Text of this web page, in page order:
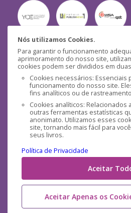
Nós utilizamos Cookies.
Para garantir o funcionamento
aprimoramento do nosso site,
cookies podem ser divididos em
Cookies necessários: Essenciais
funcionamento do nosso site.
fins analíticos ou de
Cookies analíticos: Relacionados
outras ferramentas estatísticas
anonimato. Utilizamos esses
site, tornando mais fácil para
seus livros.
Política de Privacidade
Aceitar
Aceitar Apenas os
Mídias